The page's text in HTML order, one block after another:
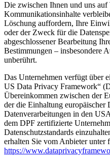
Die zwischen Ihnen und uns auf
Kommunikationsinhalte
Löschung auffordern, Ihre
oder der Zweck für die
abgeschlossener Bearbeitung
Bestimmungen – insbesondere
unberührt.
Das Unternehmen verfügt über
US Data Privacy Framework“
Übereinkommen zwischen der
der die Einhaltung europäischer
Datenverarbeitungen in den
dem DPF zertifizierte
Datenschutzstandards
erhalten Sie vom Anbieter unter
https://